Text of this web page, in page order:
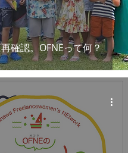
確認。OFNEって何？